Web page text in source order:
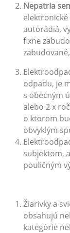
Nepatria
elektronické
autorádiá,
fixne
odpadu, je
s obecným
alebo 2 x
o ktorom
obvyklým
subjektom,
pouličným
Žiarivky a
obsahujú
kategórie